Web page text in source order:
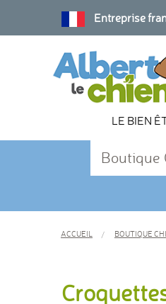
Entreprise
LE BIEN
Boutique
ACCUEIL BOUTIQUE